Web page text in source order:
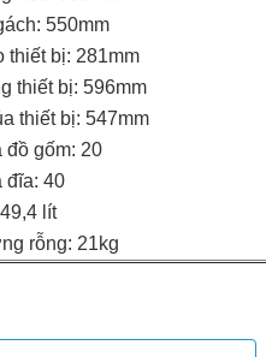
550mm
thiết bị: 281mm
thiết bị: 596mm
thiết bị: 547mm
gốm: 20
đĩa: 40
lít
rỗng: 21kg